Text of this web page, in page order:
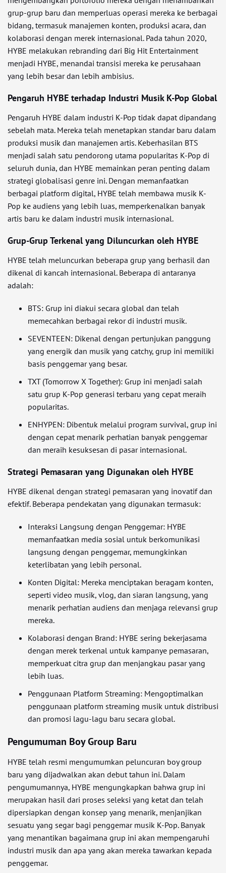
grup-grup baru dan memperluas operasi mereka ke berbagai
bidang, termasuk manajemen konten, produksi acara, dan
kolaborasi dengan merek internasional. Pada tahun 2020,
HYBE melakukan rebranding dari Big Hit Entertainment
menjadi HYBE, menandai transisi mereka ke perusahaan
yang lebih besar dan lebih ambisius.
Pengaruh HYBE terhadap Industri Musik K-Pop Global
Pengaruh HYBE dalam industri K-Pop tidak dapat dipandang
sebelah mata. Mereka telah menetapkan standar baru dalam
produksi musik dan manajemen artis. Keberhasilan BTS
menjadi salah satu pendorong utama popularitas K-Pop di
seluruh dunia, dan HYBE memainkan peran penting dalam
strategi globalisasi genre ini. Dengan memanfaatkan
berbagai platform digital, HYBE telah membawa musik K-
Pop ke audiens yang lebih luas, memperkenalkan banyak
artis baru ke dalam industri musik internasional.
Grup-Grup Terkenal yang Diluncurkan oleh HYBE
HYBE telah meluncurkan beberapa grup yang berhasil dan
dikenal di kancah internasional. Beberapa di antaranya
adalah:
BTS: Grup ini diakui secara global dan telah
memecahkan berbagai rekor di industri musik.
SEVENTEEN: Dikenal dengan pertunjukan panggung
yang energik dan musik yang catchy, grup ini memiliki
basis penggemar yang besar.
TXT (Tomorrow X Together): Grup ini menjadi salah
satu grup K-Pop generasi terbaru yang cepat meraih
popularitas.
ENHYPEN: Dibentuk melalui program survival, grup ini
dengan cepat menarik perhatian banyak penggemar
dan meraih kesuksesan di pasar internasional.
Strategi Pemasaran yang Digunakan oleh HYBE
HYBE dikenal dengan strategi pemasaran yang inovatif dan
efektif. Beberapa pendekatan yang digunakan termasuk:
Interaksi Langsung dengan Penggemar: HYBE
memanfaatkan media sosial untuk berkomunikasi
langsung dengan penggemar, memungkinkan
keterlibatan yang lebih personal.
Konten Digital: Mereka menciptakan beragam konten,
seperti video musik, vlog, dan siaran langsung, yang
menarik perhatian audiens dan menjaga relevansi grup
mereka.
Kolaborasi dengan Brand: HYBE sering bekerjasama
dengan merek terkenal untuk kampanye pemasaran,
memperkuat citra grup dan menjangkau pasar yang
lebih luas.
Penggunaan Platform Streaming: Mengoptimalkan
penggunaan platform streaming musik untuk distribusi
dan promosi lagu-lagu baru secara global.
Pengumuman Boy Group Baru
HYBE telah resmi mengumumkan peluncuran boy group
baru yang dijadwalkan akan debut tahun ini. Dalam
pengumumannya, HYBE mengungkapkan bahwa grup ini
merupakan hasil dari proses seleksi yang ketat dan telah
dipersiapkan dengan konsep yang menarik, menjanjikan
sesuatu yang segar bagi penggemar musik K-Pop. Banyak
yang menantikan bagaimana grup ini akan mempengaruhi
industri musik dan apa yang akan mereka tawarkan kepada
penggemar.